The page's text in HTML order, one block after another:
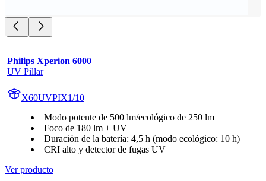
Philips Xperion 6000
UV Pillar
X60UVPIX1/10
Modo potente de 500 lm/ecológico de 250 lm
Foco de 180 lm + UV
Duración de la batería: 4,5 h (modo ecológico: 10 h)
CRI alto y detector de fugas UV
Ver producto